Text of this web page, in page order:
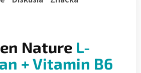
Nature L-
+ Vitamin B6